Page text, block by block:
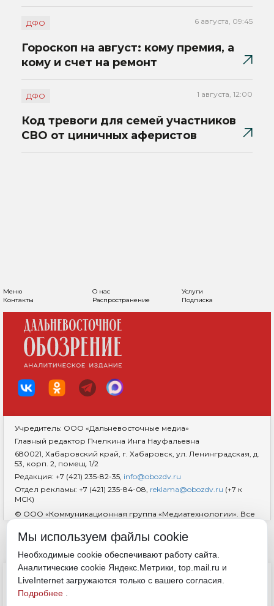
ДФО 6 августа, 09:45
Гороскоп на август: кому премия, а
кому и счет на ремонт
ДФО 1 августа, 12:00
Код тревоги для семей участников
СВО от циничных аферистов
Меню О нас
Услуги
Контакты
Распространение Подписка
Учредитель: ООО «Дальневосточные медиа»
Главный редактор Пчелкина Инга Науфальевна
680021, Хабаровский край, г. Хабаровск, ул. Ленинградская, д.
53, корп. 2, помещ. 1/2
Редакция: +7 (421) 235-82-35, info@obozdv.ru
Отдел рекламы: +7 (421) 235-84-08, reklama@obozdv.ru (+7 к
МСК)
© ООО «Коммуникационная группа «Медиатехнологии». Все
гиперссылка на сайтdvobozrenie.ru обязательна.
Политика конфиденциальности
Обработка cookie
Мы используем файлы cookie
Необходимые cookie обеспечивают работу сайта.
Аналитические cookie Яндекс.Метрики, top.mail.ru и
LiveInternet загружаются только с вашего согласия.
Подробнее